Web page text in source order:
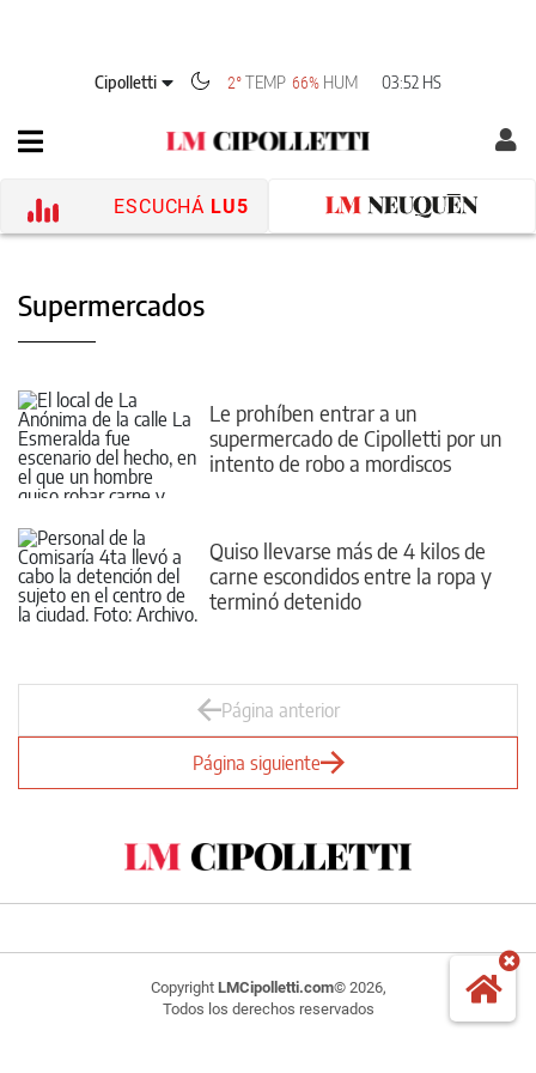
Cipolletti 2°TEMP 66% HUM 03:52 HS
ESCUCHÁ LU5
Supermercados
Le prohíben entrar a un
supermercado de Cipolletti por un
intento de robo a mordiscos
Quiso llevarse más de 4 kilos de
carne escondidos entre la ropa y
terminó detenido
Página anterior
Página siguiente
Copyright LMCipolletti.com© 2026,
Todos los derechos reservados